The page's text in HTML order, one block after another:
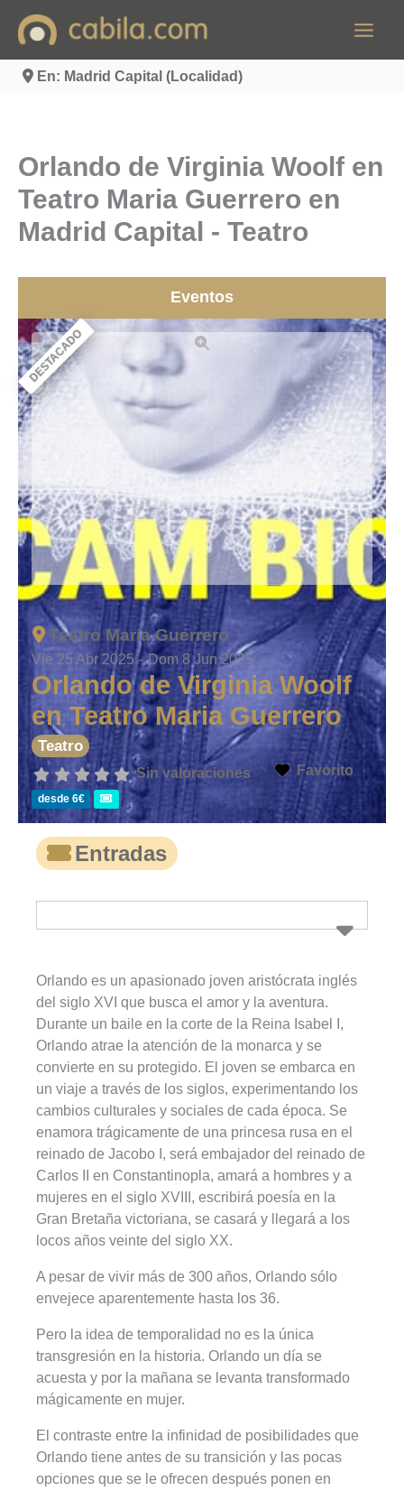
contenido
En: Madrid Capital (Localidad)
Orlando de Virginia Woolf en
Teatro Maria Guerrero en
Madrid Capital - Teatro
Eventos
DESTACADO
Teatro María Guerrero
Vie 25 Abr 2025 - Dom 8 Jun 2025
Orlando de Virginia Woolf
en Teatro Maria Guerrero
Teatro
Sin valoraciones Favorito
desde 6€
Entradas
Orlando es un apasionado joven aristócrata inglés
del siglo XVI que busca el amor y la aventura.
Durante un baile en la corte de la Reina Isabel I,
Orlando atrae la atención de la monarca y se
convierte en su protegido. El joven se embarca en
un viaje a través de los siglos, experimentando los
cambios culturales y sociales de cada época. Se
enamora trágicamente de una princesa rusa en el
reinado de Jacobo I, será embajador del reinado de
Carlos II en Constantinopla, amará a hombres y a
mujeres en el siglo XVIII, escribirá poesía en la
Gran Bretaña victoriana, se casará y llegará a los
locos años veinte del siglo XX.
A pesar de vivir más de 300 años, Orlando sólo
envejece aparentemente hasta los 36.
Pero la idea de temporalidad no es la única
transgresión en la historia. Orlando un día se
acuesta y por la mañana se levanta transformado
mágicamente en mujer.
El contraste entre la infinidad de posibilidades que
Orlando tiene antes de su transición y las pocas
opciones que se le ofrecen después ponen en